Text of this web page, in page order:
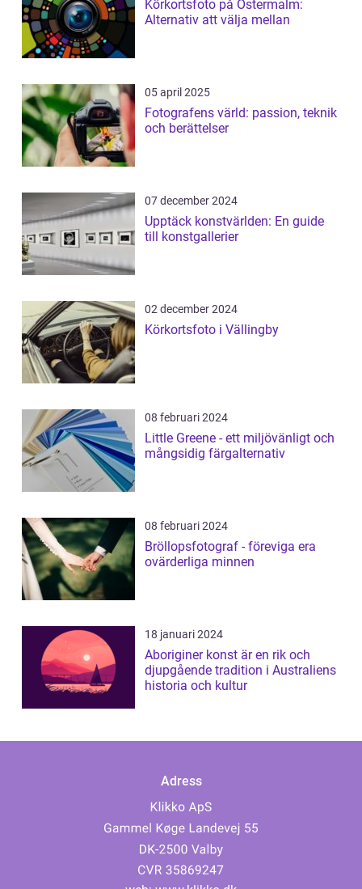
Körkortsfoto på Östermalm:
Alternativ att välja mellan
05 april 2025
Fotografens värld: passion, teknik
och berättelser
07 december 2024
Upptäck konstvärlden: En guide
till konstgallerier
02 december 2024
Körkortsfoto i Vällingby
08 februari 2024
Little Greene - ett miljövänligt och
mångsidig färgalternativ
08 februari 2024
Bröllopsfotograf - föreviga era
ovärderliga minnen
18 januari 2024
Aboriginer konst är en rik och
djupgående tradition i Australiens
historia och kultur
Adress